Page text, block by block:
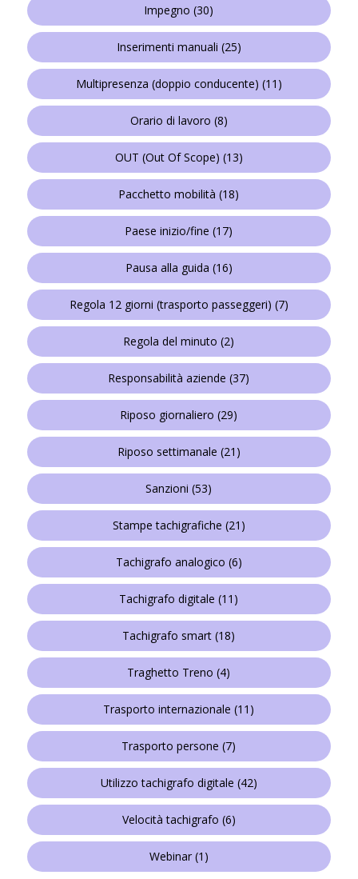
Impegno (30)
Inserimenti manuali (25)
Multipresenza (doppio conducente) (11)
Orario di lavoro (8)
OUT (Out Of Scope) (13)
Pacchetto mobilità (18)
Paese inizio/fine (17)
Pausa alla guida (16)
Regola 12 giorni (trasporto passeggeri) (7)
Regola del minuto (2)
Responsabilità aziende (37)
Riposo giornaliero (29)
Riposo settimanale (21)
Sanzioni (53)
Stampe tachigrafiche (21)
Tachigrafo analogico (6)
Tachigrafo digitale (11)
Tachigrafo smart (18)
Traghetto Treno (4)
Trasporto internazionale (11)
Trasporto persone (7)
Utilizzo tachigrafo digitale (42)
Velocità tachigrafo (6)
Webinar(1)